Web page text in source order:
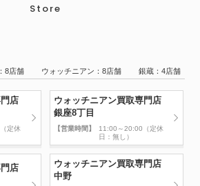
Store
：8店舗 ウォッチニアン：8店舗 銀蔵：4店舗
店
定休
ウォッチニアン買取専門店
銀座8丁目
【営業時間】
11:00～20:00（定休
日：無し）
店
ウォッチニアン買取専門店
中野